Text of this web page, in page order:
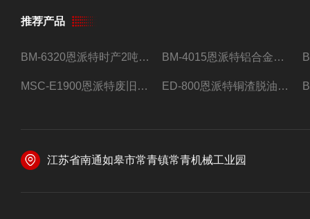
推荐产品
BM-6320恩派特时产2吨合金钢屑压饼机 BM-4015恩派特铝合金屑压饼机 脱油效果好
MSC-E1900恩派特废旧锂电池极片破碎处理设备 ED-800恩派特铜渣脱油机废铜屑铝屑甩油机
江苏省南通如皋市常青镇常青机械工业园